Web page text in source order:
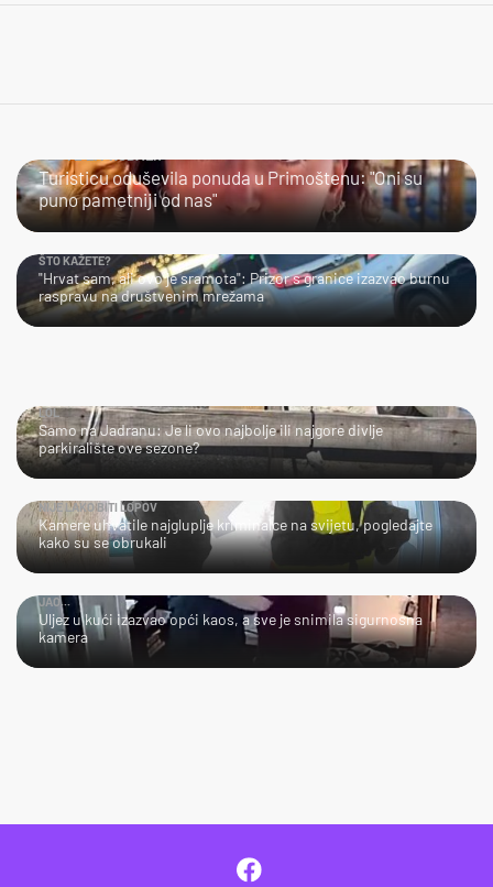
Turisticu oduševila ponuda u Primoštenu: "Oni su
puno pametniji od nas"
ŠTO KAŽETE?
"Hrvat sam, ali ovo je sramota": Prizor s granice izazvao burnu
raspravu na društvenim mrežama
LOL
Samo na Jadranu: Je li ovo najbolje ili najgore divlje
parkiralište ove sezone?
NIJE LAKO BITI LOPOV
Kamere uhvatile najgluplje kriminalce na svijetu, pogledajte
kako su se obrukali
JAO...
Uljez u kući izazvao opći kaos, a sve je snimila sigurnosna
kamera